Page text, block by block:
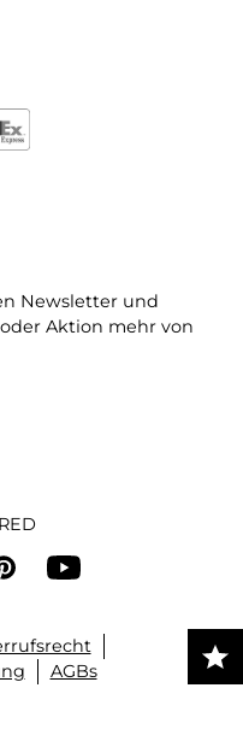
Newsletter und
Aktion mehr von
AGBs